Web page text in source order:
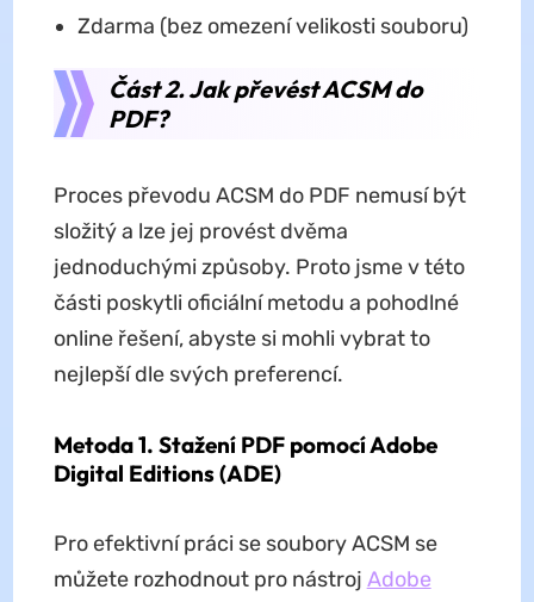
Zdarma (bez omezení velikosti souboru)
Část 2. Jak převést ACSM do
PDF?
Proces převodu ACSM do PDF nemusí být
složitý a lze jej provést dvěma
jednoduchými způsoby. Proto jsme v této
části poskytli oficiální metodu a pohodlné
online řešení, abyste si mohli vybrat to
nejlepší dle svých preferencí.
Metoda 1. Stažení PDF pomocí Adobe
Digital Editions (ADE)
Pro efektivní práci se soubory ACSM se
můžete rozhodnout pro nástroj Adobe